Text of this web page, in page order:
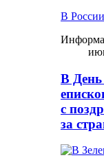
В России
В День
с
за